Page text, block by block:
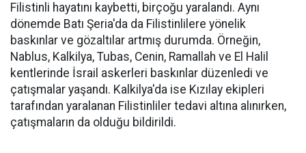
Filistinli hayatını kaybetti, birçoğu yaralandı. Aynı
dönemde Batı Şeria'da da Filistinlilere yönelik
baskınlar ve gözaltılar artmış durumda. Örneğin,
Nablus, Kalkilya, Tubas, Cenin, Ramallah ve El Halil
kentlerinde İsrail askerleri baskınlar düzenledi ve
çatışmalar yaşandı. Kalkilya'da ise Kızılay ekipleri
tarafından yaralanan Filistinliler tedavi altına alınırken,
çatışmaların da olduğu bildirildi.